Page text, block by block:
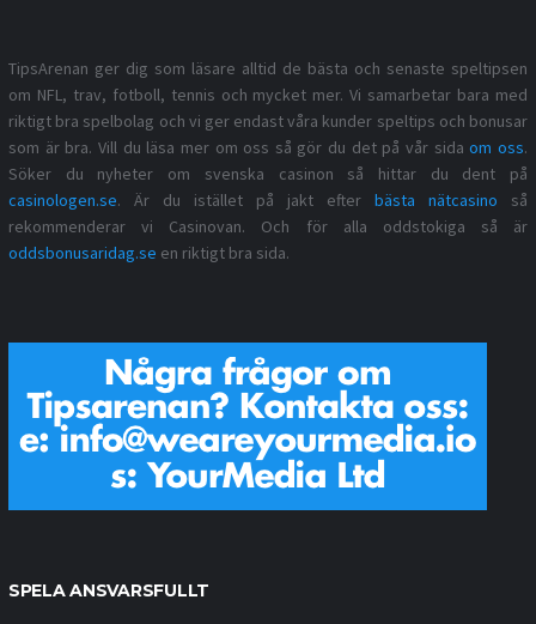
TipsArenan ger dig som läsare alltid de bästa och senaste speltipsen
om NFL, trav, fotboll, tennis och mycket mer. Vi samarbetar bara med
riktigt bra spelbolag och vi ger endast våra kunder speltips och bonusar
som är bra. Vill du läsa mer om oss så gör du det på vår sidaom oss.
Söker du nyheter om svenska casinon så hittar du dent på
casinologen.se. Är du istället på jakt efter bästa nätcasino så
rekommenderar vi Casinovan. Och för alla oddstokiga så är
oddsbonusaridag.se en riktigt bra sida.
SPELA ANSVARSFULLT